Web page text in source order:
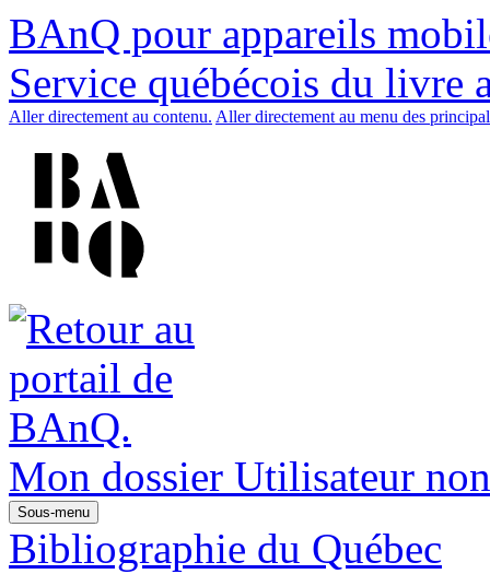
BAnQ pour appareils
Service québécois du livre
Aller directement au contenu. Aller directement au menu des
Mon dossier Utilisateur
Sous-menu
Bibliographie du Québec